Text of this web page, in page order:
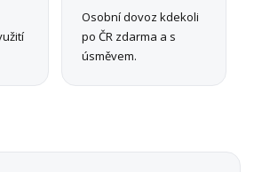
Osobní dovoz kdekoli
po ČR zdarma a s
úsměvem.